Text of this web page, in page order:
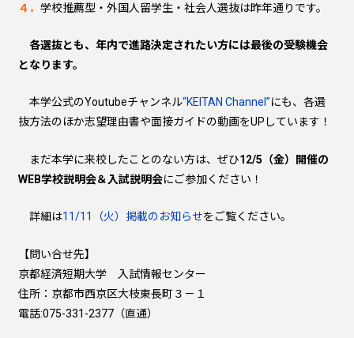
４． 学校推薦型・外国人留学生・社会人選抜は昨年通りです。
各選抜とも、年内で進路決定されたい方には最後の受験機会
となります。
本学公式のYoutubeチャンネル“KEITAN Channel”にも、各選
抜方法のほか志望理由書や面接ガイドの動画をUPしています！
まだ本学に来校したことのない方は、ぜひ12/5（金）開催の
WEB学校説明会＆入試説明会にご参加ください！
詳細は11/11（火）掲載のお知らせをご覧ください。
【問い合せ先】
京都経済短期大学 入試情報センター
住所：京都市西京区大枝東長町３－１
電話:075-331-2377（直通）